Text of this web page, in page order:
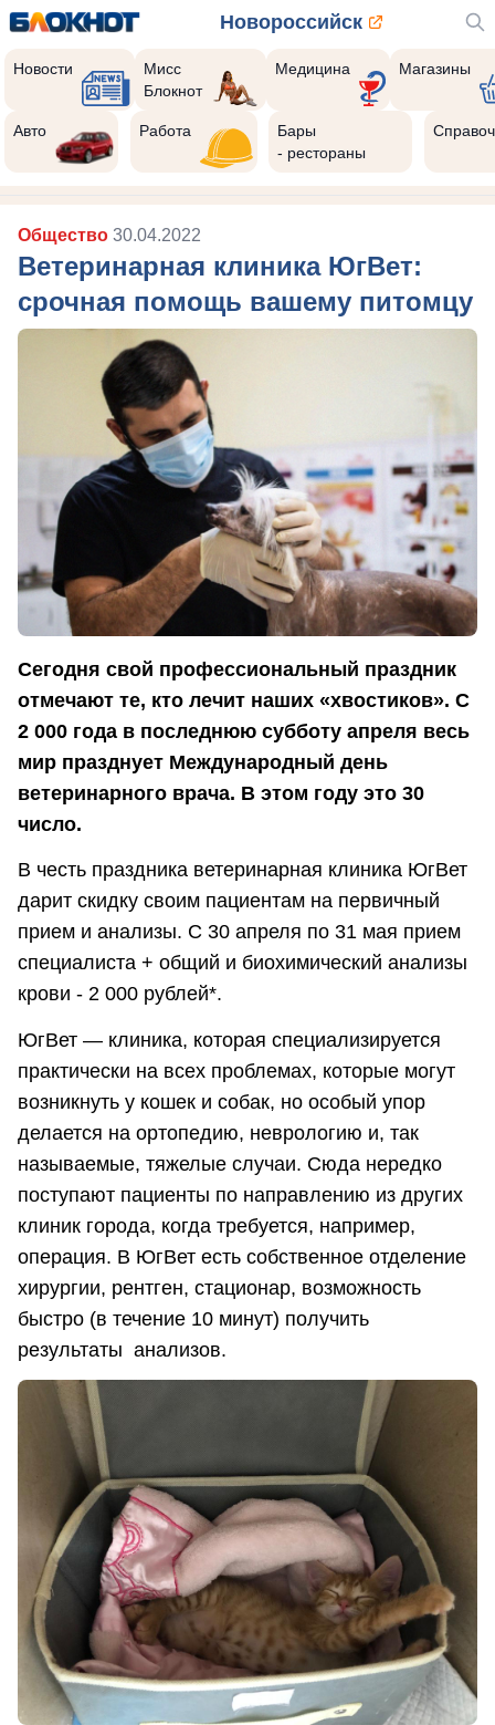
Новороссийск
Новости
Мисс
Блокнот
Медицина Магазины
Авто Работа
Бары
- рестораны
Общество 30.04.2022
Ветеринарная клиника ЮгВет:
срочная помощь вашему питомцу
Сегодня свой профессиональный праздник
отмечают те, кто лечит наших «хвостиков». С
2 000 года в последнюю субботу апреля весь
мир празднует Международный день
ветеринарного врача. В этом году это 30
число.
В честь праздника ветеринарная клиника ЮгВет
дарит скидку своим пациентам на первичный
прием и анализы. С 30 апреля по 31 мая прием
специалиста + общий и биохимический анализы
крови - 2 000 рублей*.
ЮгВет — клиника, которая специализируется
практически на всех проблемах, которые могут
возникнуть у кошек и собак, но особый упор
делается на ортопедию, неврологию и, так
называемые, тяжелые случаи. Сюда нередко
поступают пациенты по направлению из других
клиник города, когда требуется, например,
операция. В ЮгВет есть собственное отделение
хирургии, рентген, стационар, возможность
быстро (в течение 10 минут) получить
результаты анализов.